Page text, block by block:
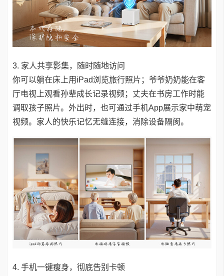
3. 家人共享影集，随时随地访问
你可以躺在床上用iPad浏览旅行照片；爷爷奶奶能在客
厅电视上观看孙辈成长记录视频；丈夫在书房工作时能
调取孩子照片。外出时，也可通过手机App展示家中萌宠
视频。家人的快乐记忆无缝连接，消除设备隔阂。
4. 手机一键瘦身，彻底告别卡顿